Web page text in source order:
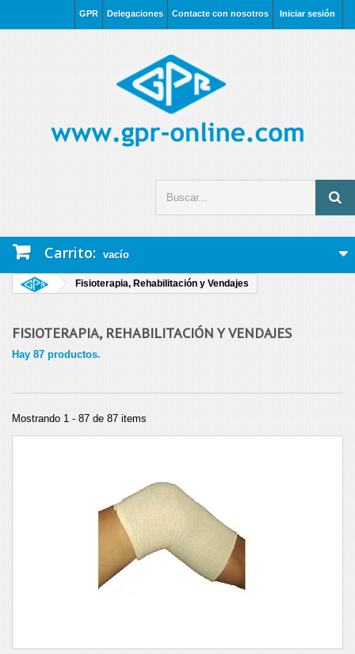
Iniciar sesión
Contacte con nosotros
Delegaciones
GPR
Carrito: vacío
Fisioterapia, Rehabilitación y Vendajes
FISIOTERAPIA, REHABILITACIÓN Y VENDAJES
Hay 87 productos.
Mostrando 1 - 87 de 87 items